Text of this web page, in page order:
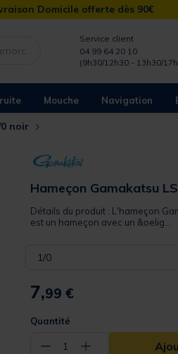
Domicile offerte dès 90€
Service client
04 99 64 20 10
(9h30/12h30 - 13h30/
Mouche Navigation
noir
Hameçon Gamakatsu
Détails du produit : L'hameçon
est un hameçon avec un &oelig...
1/0
7,99 €
Quantité
− 1 +